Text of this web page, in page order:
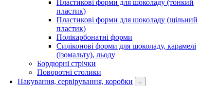
Пластикові форми для шоколаду (тонкий
пластик)
Пластикові форми для шоколаду (щільний
пластик)
Полікарбонатні форми
Силіконові форми для шоколаду, карамелі
(ізомальту), льоду
Бордюрні стрічки
Поворотні столики
Пакування, сервірування, коробки